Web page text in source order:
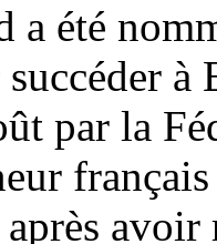
a été
à
par la
après